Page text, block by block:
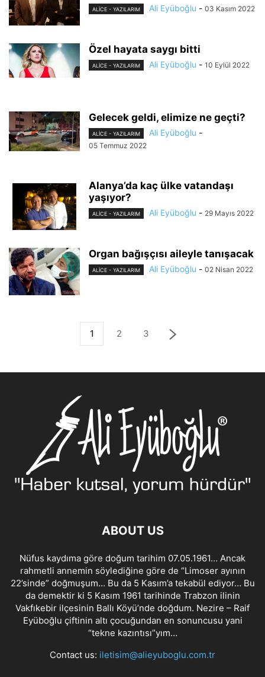
ALİCE - YAZILARIM Ali Eyüboğlu - 03 Kasım 2022
Özel hayata saygı bitti
ALİCE - YAZILARIM Ali Eyüboğlu - 10 Eylül 2022
Gelecek geldi, elimize ne geçti?
ALİCE - YAZILARIM Ali Eyüboğlu -
05 Temmuz 2022
Alanya’da kaç ülke vatandaşı
yaşıyor?
ALİCE - YAZILARIM Ali Eyüboğlu - 29 Mayıs 2022
Organ bağışçısı aileyle tanışacak
ALİCE - YAZILARIM Ali Eyüboğlu - 02 Nisan 2022
1 2 3
ABOUT US
Nüfus kaydıma göre doğum tarihim 07.05.1961… Ancak
rahmetli annemin söylediğine göre de “Limoser ayının
22’sinde” doğmuşum… Bu da 5 Kasım’a tekabül ediyor… Bu
da demektir ki 5 Kasım 1961 tarihinde Trabzon ilinin
Vakfıkebir ilçesinin Ballı Köyü’nde doğdum. Nezire – Raif
Eyüboğlu çiftinin altı çocuğundan en sonuncusu yani
“tekne kazıntısı”yım…
Contact us: iletisim@alieyuboglu.com.tr